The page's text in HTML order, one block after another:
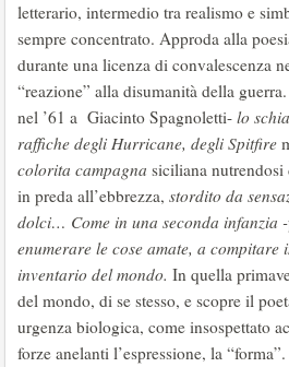
letterario, intermedio tra realismo e
sempre concentrato. Approda alla
durante una licenza di convalescenza
“reazione” alla disumanità della guerra.
nel ’61 a Giacinto Spagnoletti- lo
raffiche degli Hurricane, degli Spitfire
colorita campagna siciliana nutrendosi
in preda all’ebbrezza, stordito da
dolci… Come in una seconda infanzia -
enumerare le cose amate, a compitare
inventario del mondo. In quella
del mondo, di se stesso, e scopre il
urgenza biologica, come insospettato
forze anelanti l’espressione, la “forma”.